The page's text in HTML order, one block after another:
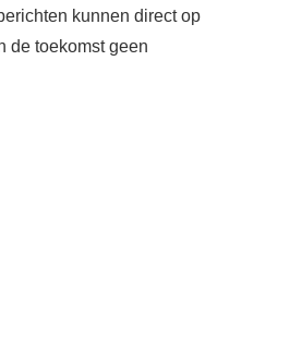
kunnen direct op
de toekomst geen